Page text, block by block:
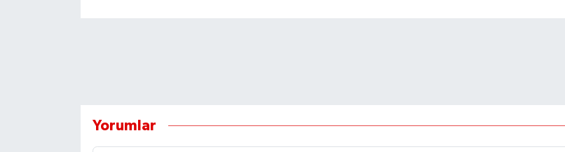
Yorumlar